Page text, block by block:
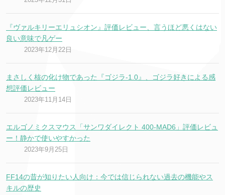
『ヴァルキリーエリュシオン』評価レビュー、言うほど悪くはない
良い意味で凡ゲー
2023年12月22日
まさしく核の化け物であった『ゴジラ-1.0』、ゴジラ好きによる感
想評価レビュー
2023年11月14日
エルゴノミクスマウス「サンワダイレクト 400-MAD6」評価レビュ
ー！静かで使いやすかった
2023年9月25日
FF14の昔が知りたい人向け：今では信じられない過去の機能やス
キルの歴史